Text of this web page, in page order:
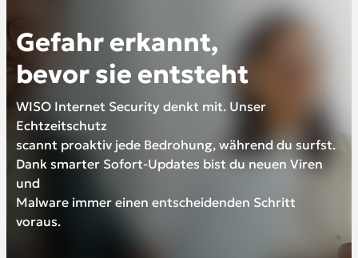
Gefahr erkannt,
bevor sie entsteht
WISO Internet Security denkt mit. Unser
Echtzeitschutz
scannt proaktiv jede Bedrohung, während du surfst.
Dank smarter Sofort-Updates bist du neuen Viren
und
Malware immer einen entscheidenden Schritt
voraus.